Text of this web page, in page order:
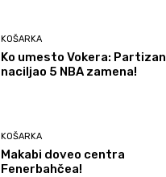
KOŠARKA
Ko umesto Vokera: Partizan
naciljao 5 NBA zamena!
KOŠARKA
Makabi doveo centra
Fenerbahčea!